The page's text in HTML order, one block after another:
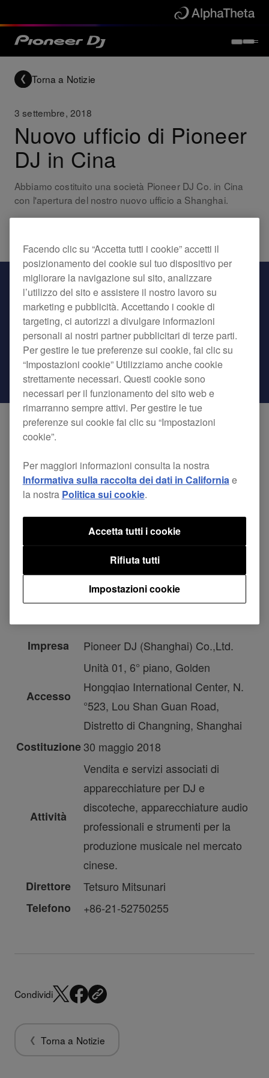
Torna a Notizie
3 settembre, 2018
Nuovo ufficio di Pioneer
DJ in Cina
Abbiamo costituito una società Pioneer DJ Co. in Cina
con l'apertura del nostro nuovo ufficio a Shanghai.
Il nuovo ufficio, aperto per lo svolgimento delle
attività il 1° settembre 2018, si concentrerà sulle
vendite di apparecchiature audio professionali,
per DJ, per la produzione in studio e i servizi
associati per i club e i singoli clienti. Prevediamo
un'espansione della nostra attività in Cina da
questa base iniziale di vendite.
Profilo aziendale
Impresa Pioneer DJ (Shanghai) Co.,Ltd.
Accesso
Unità 01, 6° piano, Golden
Hongqiao International Center, N.
°523, Lou Shan Guan Road,
Distretto di Changning, Shanghai
Costituzione30 maggio 2018
Attività
Vendita e servizi associati di
apparecchiature per DJ e
discoteche, apparecchiature audio
professionali e strumenti per la
produzione musicale nel mercato
cinese.
Direttore
Tetsuro Mitsunari
Telefono
+86-21-52750255
Condividi
Torna a Notizie
Facendo clic su “Accetta tutti i cookie” accetti il
posizionamento dei cookie sul tuo dispositivo per
migliorare la navigazione sul sito, analizzare
l’utilizzo del sito e assistere il nostro lavoro su
marketing e pubblicità. Accettando i cookie di
targeting, ci autorizzi a divulgare informazioni
personali ai nostri partner pubblicitari di terze parti.
Per gestire le tue preferenze sui cookie, fai clic su
“Impostazioni cookie” Utilizziamo anche cookie
strettamente necessari. Questi cookie sono
necessari per il funzionamento del sito web e
rimarranno sempre attivi. Per gestire le tue
preferenze sui cookie fai clic su “Impostazioni
cookie”.
Per maggiori informazioni consulta la nostra
Informativa sulla raccolta dei dati in Californiae
la nostra Politica sui cookie.
Impostazioni cookie
Rifiuta tutti
Accetta tutti i cookie